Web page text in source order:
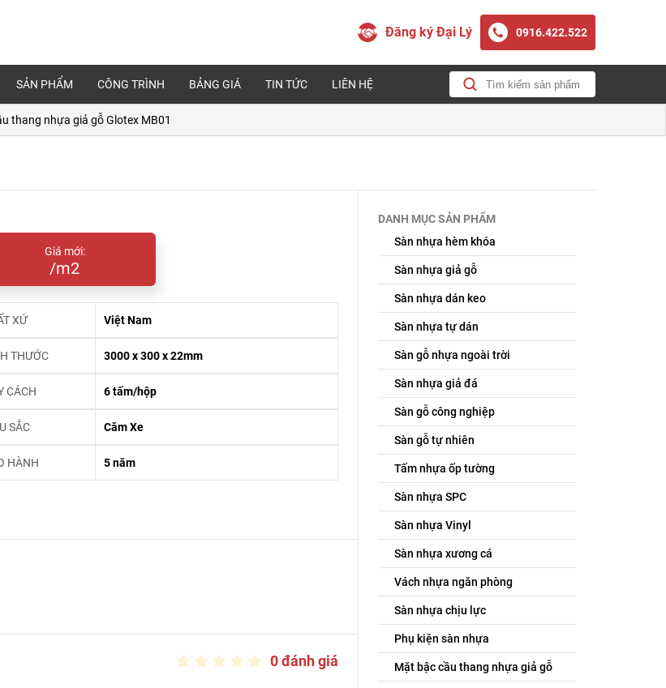
Đăng ký Đại Lý 0916.422.522
SẢN PHẨM CÔNG TRÌNH BẢNG GIÁ TIN TỨC LIÊN HỆ
thang nhựa giả gỗ Glotex MB01
Giá mới:
/m2
XỨ Việt Nam
THƯỚC 3000 x 300 x 22mm
CÁCH 6 tấm/hộp
SẮC Căm Xe
HÀNH 5 năm
0 đánh giá
DANH MỤC SẢN PHẨM
Sàn nhựa hèm khóa
Sàn nhựa giả gỗ
Sàn nhựa dán keo
Sàn nhựa tự dán
Sàn gỗ nhựa ngoài trời
Sàn nhựa giả đá
Sàn gỗ công nghiệp
Sàn gỗ tự nhiên
Tấm nhựa ốp tường
Sàn nhựa SPC
Sàn nhựa Vinyl
Sàn nhựa xương cá
Vách nhựa ngăn phòng
Sàn nhựa chịu lực
Phụ kiện sàn nhựa
Mặt bậc cầu thang nhựa giả gỗ